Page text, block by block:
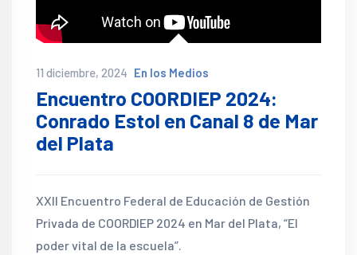
11 diciembre, 2024 En los Medios
Encuentro COORDIEP 2024:
Conrado Estol en Canal 8 de Mar
del Plata
XXII Encuentro Federal de Educación de Gestión
Privada de COORDIEP 2024 en Mar del Plata, “El
poder vital de la escuela”.